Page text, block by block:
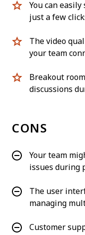
You can
just a few
The video
your team
Breakout
discussions
CONS
Your team
issues during
The user
managing
Customer